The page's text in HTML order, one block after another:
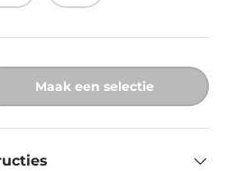
de hoeveelheid
Maak een selectie